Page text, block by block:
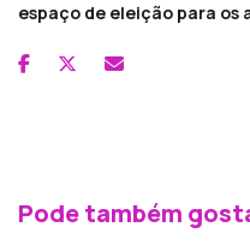
espaço de eleição para
Pode também